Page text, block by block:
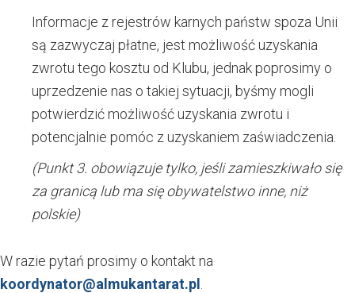
Informacje z rejestrów karnych państw spoza Unii
są zazwyczaj płatne, jest możliwość uzyskania
zwrotu tego kosztu od Klubu, jednak poprosimy o
uprzedzenie nas o takiej sytuacji, byśmy mogli
potwierdzić możliwość uzyskania zwrotu i
potencjalnie pomóc z uzyskaniem zaświadczenia.
(Punkt 3. obowiązuje tylko, jeśli zamieszkiwało się
za granicą lub ma się obywatelstwo inne, niż
polskie)
W razie pytań prosimy o kontakt na
koordynator@almukantarat.pl